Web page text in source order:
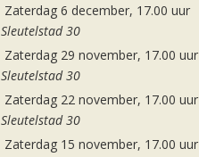
Zaterdag 6 december, 17.00 uur
Sleutelstad 30
Zaterdag 29 november, 17.00 uur
Sleutelstad 30
Zaterdag 22 november, 17.00 uur
Sleutelstad 30
Zaterdag 15 november, 17.00 uur